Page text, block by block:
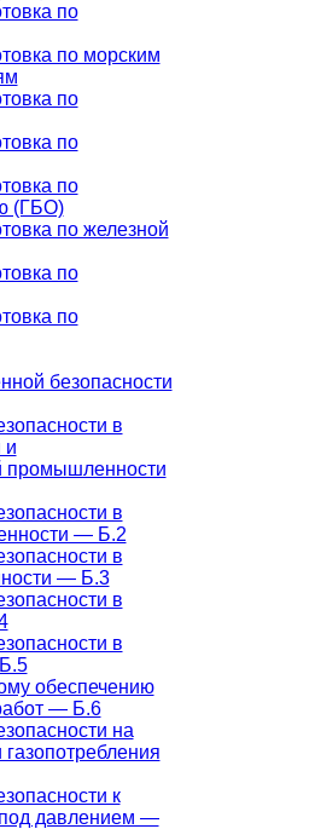
по
по морским
по
по
по
(ГБО)
по железной
по
по
безопасности
в
и
промышленности
в
— Б.2
в
— Б.3
в
в
обеспечению
— Б.6
на
к
давлением —